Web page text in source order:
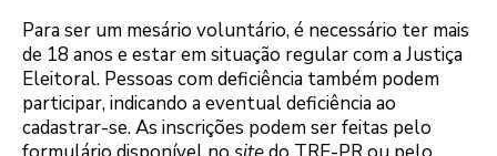
Para ser um mesário voluntário, é necessário ter mais
de 18 anos e estar em situação regular com a Justiça
Eleitoral. Pessoas com deficiência também podem
participar, indicando a eventual deficiência ao
cadastrar-se. As inscrições podem ser feitas pelo